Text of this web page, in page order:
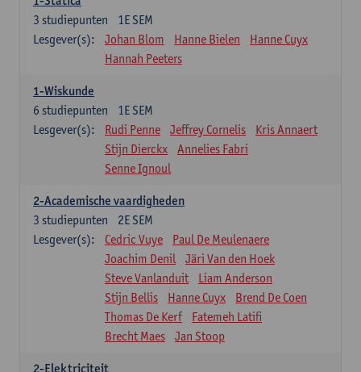
1E SEM
3 studiepunten
Lesgever(s):
Johan Blom Hanne Bielen
Hanne Cuyx
Hannah Peeters
1-Wiskunde
1E SEM
6 studiepunten
Lesgever(s):
Rudi Penne Jeffrey Cornelis
Kris Annaert
Stijn Dierckx
Annelies Fabri
Senne Ignoul
2-Academische vaardigheden
2E SEM
3 studiepunten
Lesgever(s):
Cedric Vuye
Paul De Meulenaere
Joachim Denil
Järi Van den Hoek
Steve Vanlanduit
Liam Anderson
Stijn Bellis
Hanne Cuyx
Brend De Coen
Thomas De Kerf
Fatemeh Latifi
Brecht Maes
Jan Stoop
2-Elektriciteit